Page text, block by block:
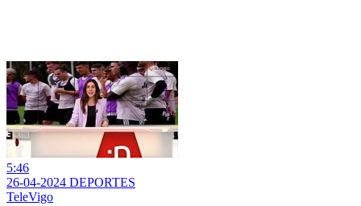
5:46
26-04-2024 DEPORTES
TeleVigo